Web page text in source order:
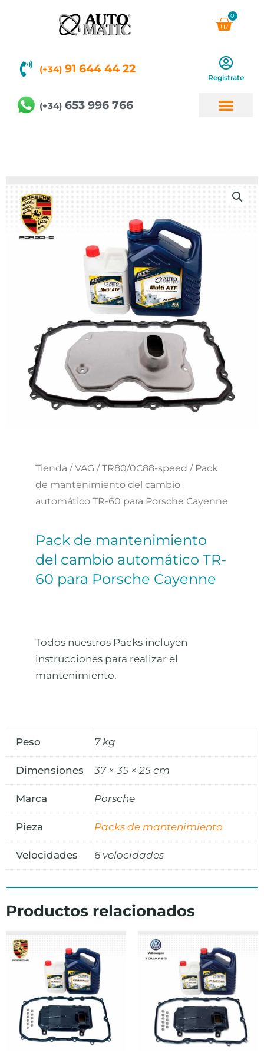
0
(+34) 91 644 44 22
Regístrate
(+34) 653 996 766
Tienda /VAG /TR80/0C88-speed / Pack
de mantenimiento del cambio
automático TR-60 para Porsche Cayenne
Pack de mantenimiento
del cambio automático TR-
60 para Porsche Cayenne
Todos nuestros Packs incluyen
instrucciones para realizar el
mantenimiento.
Peso 7 kg
Dimensiones 37 × 35 × 25 cm
Marca Porsche
Pieza Packs de mantenimiento
Velocidades 6 velocidades
Productos relacionados